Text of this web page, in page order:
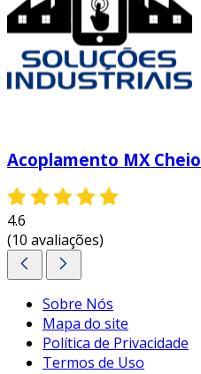
Acoplamento MX Cheio
4.6
(10 avaliações)
Sobre Nós
Mapa do site
Política de Privacidade
Termos de Uso